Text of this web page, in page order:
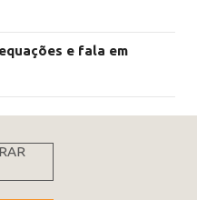
e fala em